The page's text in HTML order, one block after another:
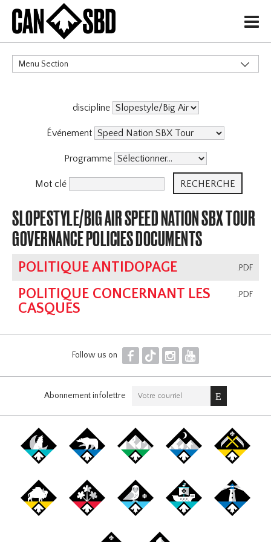
H
Menu Section
Événements & Compétitions
discipline
Événement
Programme
Mot clé
SLOPESTYLE/BIG AIR SPEED NATION SBX TOUR
GOVERNANCE POLICIES DOCUMENTS
.PDF
POLITIQUE ANTIDOPAGE
.PDF
POLITIQUE CONCERNANT LES
CASQUES
Follow us on F T I Y
Abonnement infolettre